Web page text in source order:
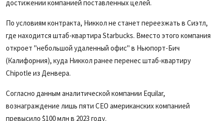
достижении компанией поставленных целей.
По условиям контракта, Никкол не станет переезжать в Сиэтл,
где находится штаб-квартира Starbucks. Вместо этого компания
откроет "небольшой удаленный офис" в Ньюпорт-Бич
(Калифорния), куда Никкол ранее перенес штаб-квартиру
Chipotle из Денвера.
Согласно данным аналитической компании Equilar,
вознаграждение лишь пяти CEO американских компанией
превысило $100 млн в 2023 году.